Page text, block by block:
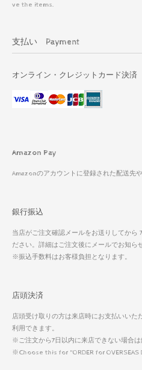
ve the items.
支払い Payment
オンライン・クレジットカード決済
Amazon Pay
Amazonのアカウントに登録された配送先
銀行振込
当店がご注文確認メールをお送りしてから
ださい。詳細はご注文後にメールでお知ら
※振込手数料はお客様負担となります。
店頭決済
店頭受け取りの方は来店時にお支払いい
利用できます。
※ご注文から7日以内に来店できない場合は
※Choose this for "ORDER for OVERSEAS